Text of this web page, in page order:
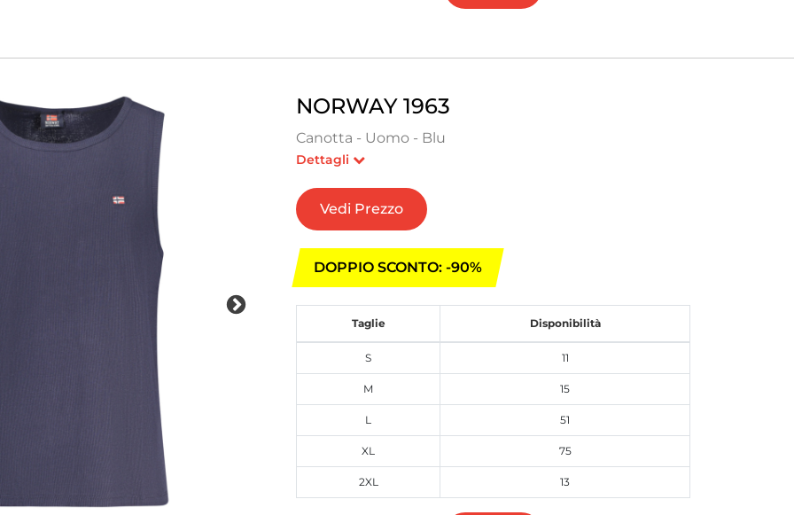
NORWAY 1963
Canotta - Uomo - Blu
Dettagli
Vedi Prezzo
DOPPIO SCONTO: -90%
Taglie Disponibilità
S 11
M 15
L 51
XL 75
2XL 13